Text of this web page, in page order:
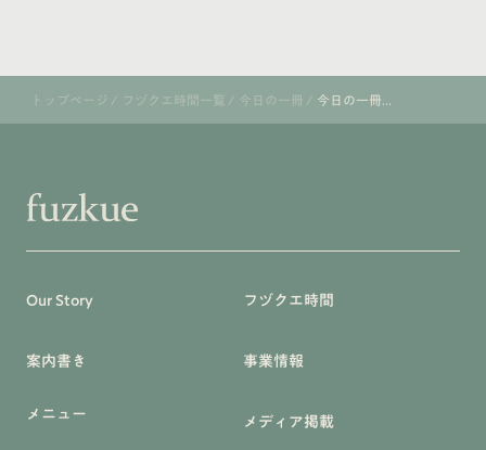
トップページ / フヅクエ時間一覧 / 今日の一冊 / 今日の一冊...
Our Story
案内書き
メニュー
フヅクエ時間
事業情報
メディア掲載